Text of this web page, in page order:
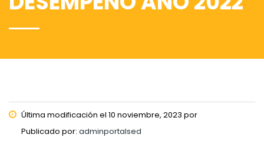
Última modificación el 10 noviembre, 2023 por
Publicado por: adminportalsed